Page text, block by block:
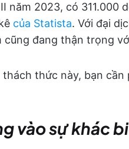
năm 2023, có 311.000
của Statista. Với đại
cũng đang thận trọng
thức này, bạn cần
vào sự khác